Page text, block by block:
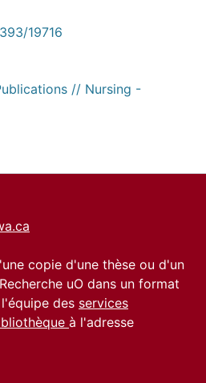
19716
// Nursing -
copie d'une thèse ou d'un
uO dans un format
des services
à l'adresse